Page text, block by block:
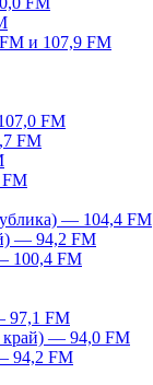
и 107,9 FM
FM
FM
— 104,4 FM
— 94,2 FM
100,4 FM
97,1 FM
край) — 94,0 FM
94,2 FM